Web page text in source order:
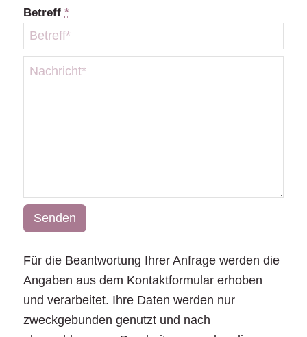
Betreff *
Für die Beantwortung Ihrer Anfrage werden die
Angaben aus dem Kontaktformular erhoben
und verarbeitet. Ihre Daten werden nur
zweckgebunden genutzt und nach